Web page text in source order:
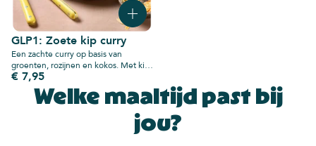
GLP1: Zoete kip curry
Een zachte curry op basis van
groenten, rozijnen en kokos. Met kip
en rijst. Een klein portie maar wél een
gebalanceerde maaltijd. Rijk in
eiwitten, bereid met minimaal 200
€ 7,95
Welke maaltijd past bij
jou?